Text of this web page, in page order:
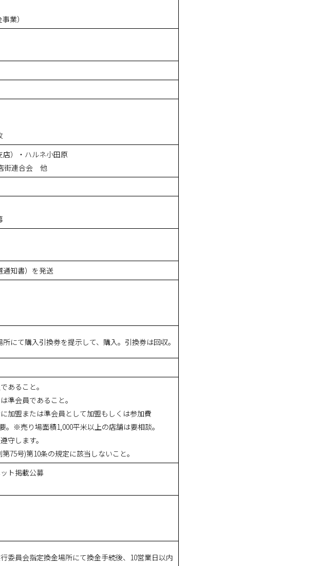
業）
店）・ハルネ小田原
街連合会 他
通知書）を発送
にて購入引換券を提示して、購入。引換券は回収。
あること。
準会員であること。
加盟または準会員として加盟もしくは参加費
。※売り場面積1,000平米以上の店舗は要相談。
守します。
75号)第10条の規定に該当しないこと。
ト掲載公募
委員会指定換金場所にて換金手続後、10営業日以内